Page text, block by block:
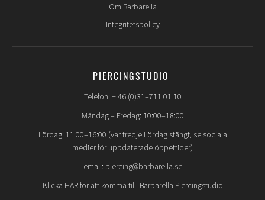
Om Barbarella
Integritetspolicy
PIERCINGSTUDIO
Telefon: + 46 (0)31–711 01 10
Måndag – Fredag: 10:00–18:00
Lördag: 11:00–16:00 (var tredje Lördag stängt, se sociala
medier för uppdaterade öppettider)
email: piercing@barbarella.se
Klicka HÄR för att komma till Barbarella Piercingstudio